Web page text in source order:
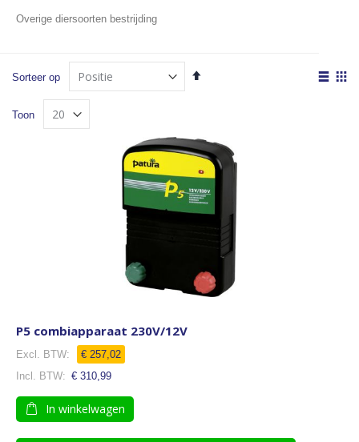
Sorteer op
Van
Toon
P5 combiapparaat 230V/12V
€ 257,02
€ 310,99
In winkelwagen
Overige diersoorten bestrijding